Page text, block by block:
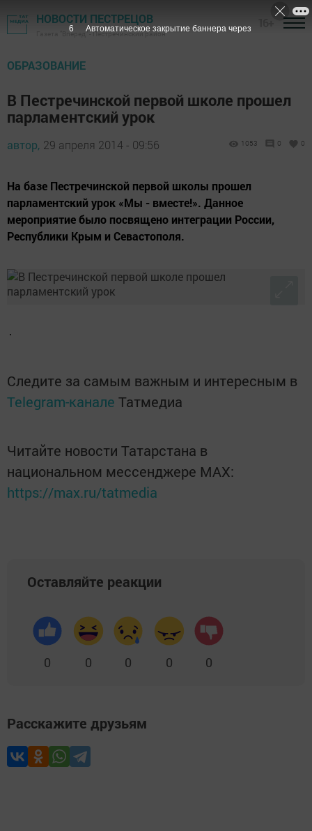
НОВОСТИ ПЕСТРЕЦОВ
Газета "Вперед" - Пестречинский район
ОБРАЗОВАНИЕ
В Пестречинской первой школе прошел
парламентский урок
автор, 29 апреля 2014 - 09:56 1053 0 0
На базе Пестречинской первой школы прошел
парламентский урок «Мы - вместе!». Данное
мероприятие было посвящено интеграции России,
Республики Крым и Севастополя.
Следите за самым важным и интересным в
Telegram-канале Татмедиа
Читайте новости Татарстана в
национальном мессенджере MАХ:
https://max.ru/tatmedia
Оставляйте реакции
0 0 0 0 0
Расскажите друзьям
6 Автоматическое закрытие баннера через